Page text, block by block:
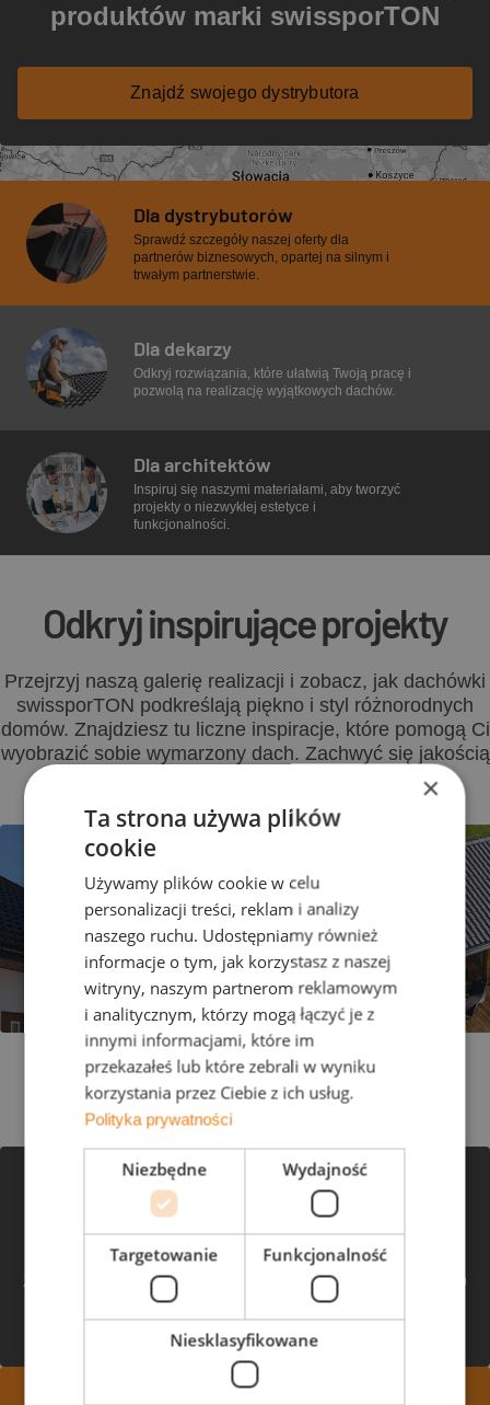
produktów marki swissporTON
Znajdź swojego dystrybutora
Dla dystrybutorów
Sprawdź szczegóły naszej oferty dla
partnerów biznesowych, opartej na silnym i
trwałym partnerstwie.
Dla dekarzy
Odkryj rozwiązania, które ułatwią Twoją pracę i
pozwolą na realizację wyjątkowych dachów.
Dla architektów
Inspiruj się naszymi materiałami, aby tworzyć
projekty o niezwykłej estetyce i
funkcjonalności.
Odkryjinspirujące projekty
Przejrzyj naszą galerię realizacji i zobacz, jak dachówki
swissporTON podkreślają piękno i styl różnorodnych
domów. Znajdziesz tu liczne inspiracje, które pomogą Ci
wyobrazić sobie wymarzony dach. Zachwyć się jakością
Zobacz galerię
Zaufaj sprawdzonym rozwiązaniom swissporTON.
Nasze dachówki to synonim jakości i trwałości,
zapewniające perfekcyjne wykończenie dla Twojego
domu. Odkryj ponadczasową estetykę i
niezawodność.
Wymarzony dach na pokolenia
×
Ta strona używa plików
cookie
Używamy plików cookie w celu
personalizacji treści, reklam i analizy
naszego ruchu. Udostępniamy również
informacje o tym, jak korzystasz z naszej
witryny, naszym partnerom reklamowym
i analitycznym, którzy mogą łączyć je z
innymi informacjami, które im
przekazałeś lub które zebrali w wyniku
korzystania przez Ciebie z ich usług.
Polityka prywatności
Niezbędne Wydajność
Targetowanie Funkcjonalność
Niesklasyfikowane